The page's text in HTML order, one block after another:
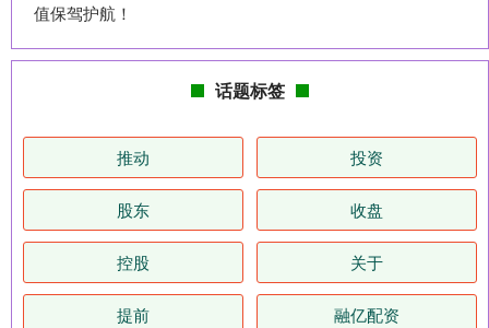
值保驾护航！
话题标签
推动 投资
股东 收盘
控股 关于
提前 融亿配资